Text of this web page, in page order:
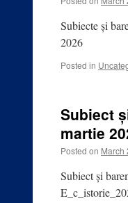
Subiecte și
2026
Posted in
Subiect
martie
Posted on March
Subiect și